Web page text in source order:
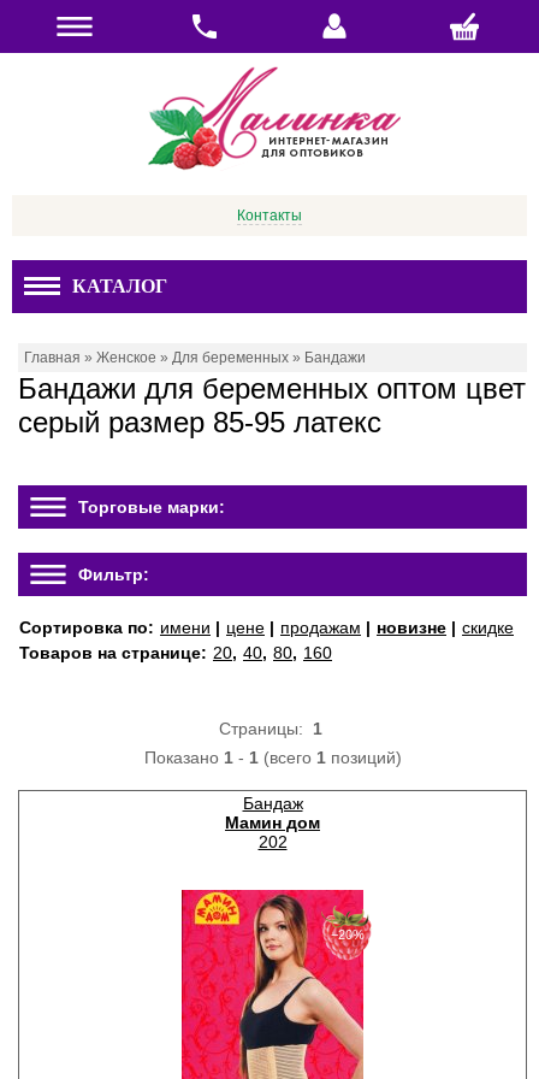
Контакты
КАТАЛОГ
Главная » Женское » Для беременных » Бандажи
Бандажи для беременных оптом цвет
серый размер 85-95 латекс
Торговые марки:
Фильтр:
Сортировка по: имени | цене | продажам | новизне | скидке
Товаров на странице: 20, 40, 80, 160
Страницы: 1
Показано 1- 1(всего 1позиций)
Бандаж
Мамин дом
202
−20%